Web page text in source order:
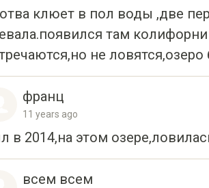
клюет в пол воды ,две
там
не
франц
11 years ago
в 2014,на этом
всем всем